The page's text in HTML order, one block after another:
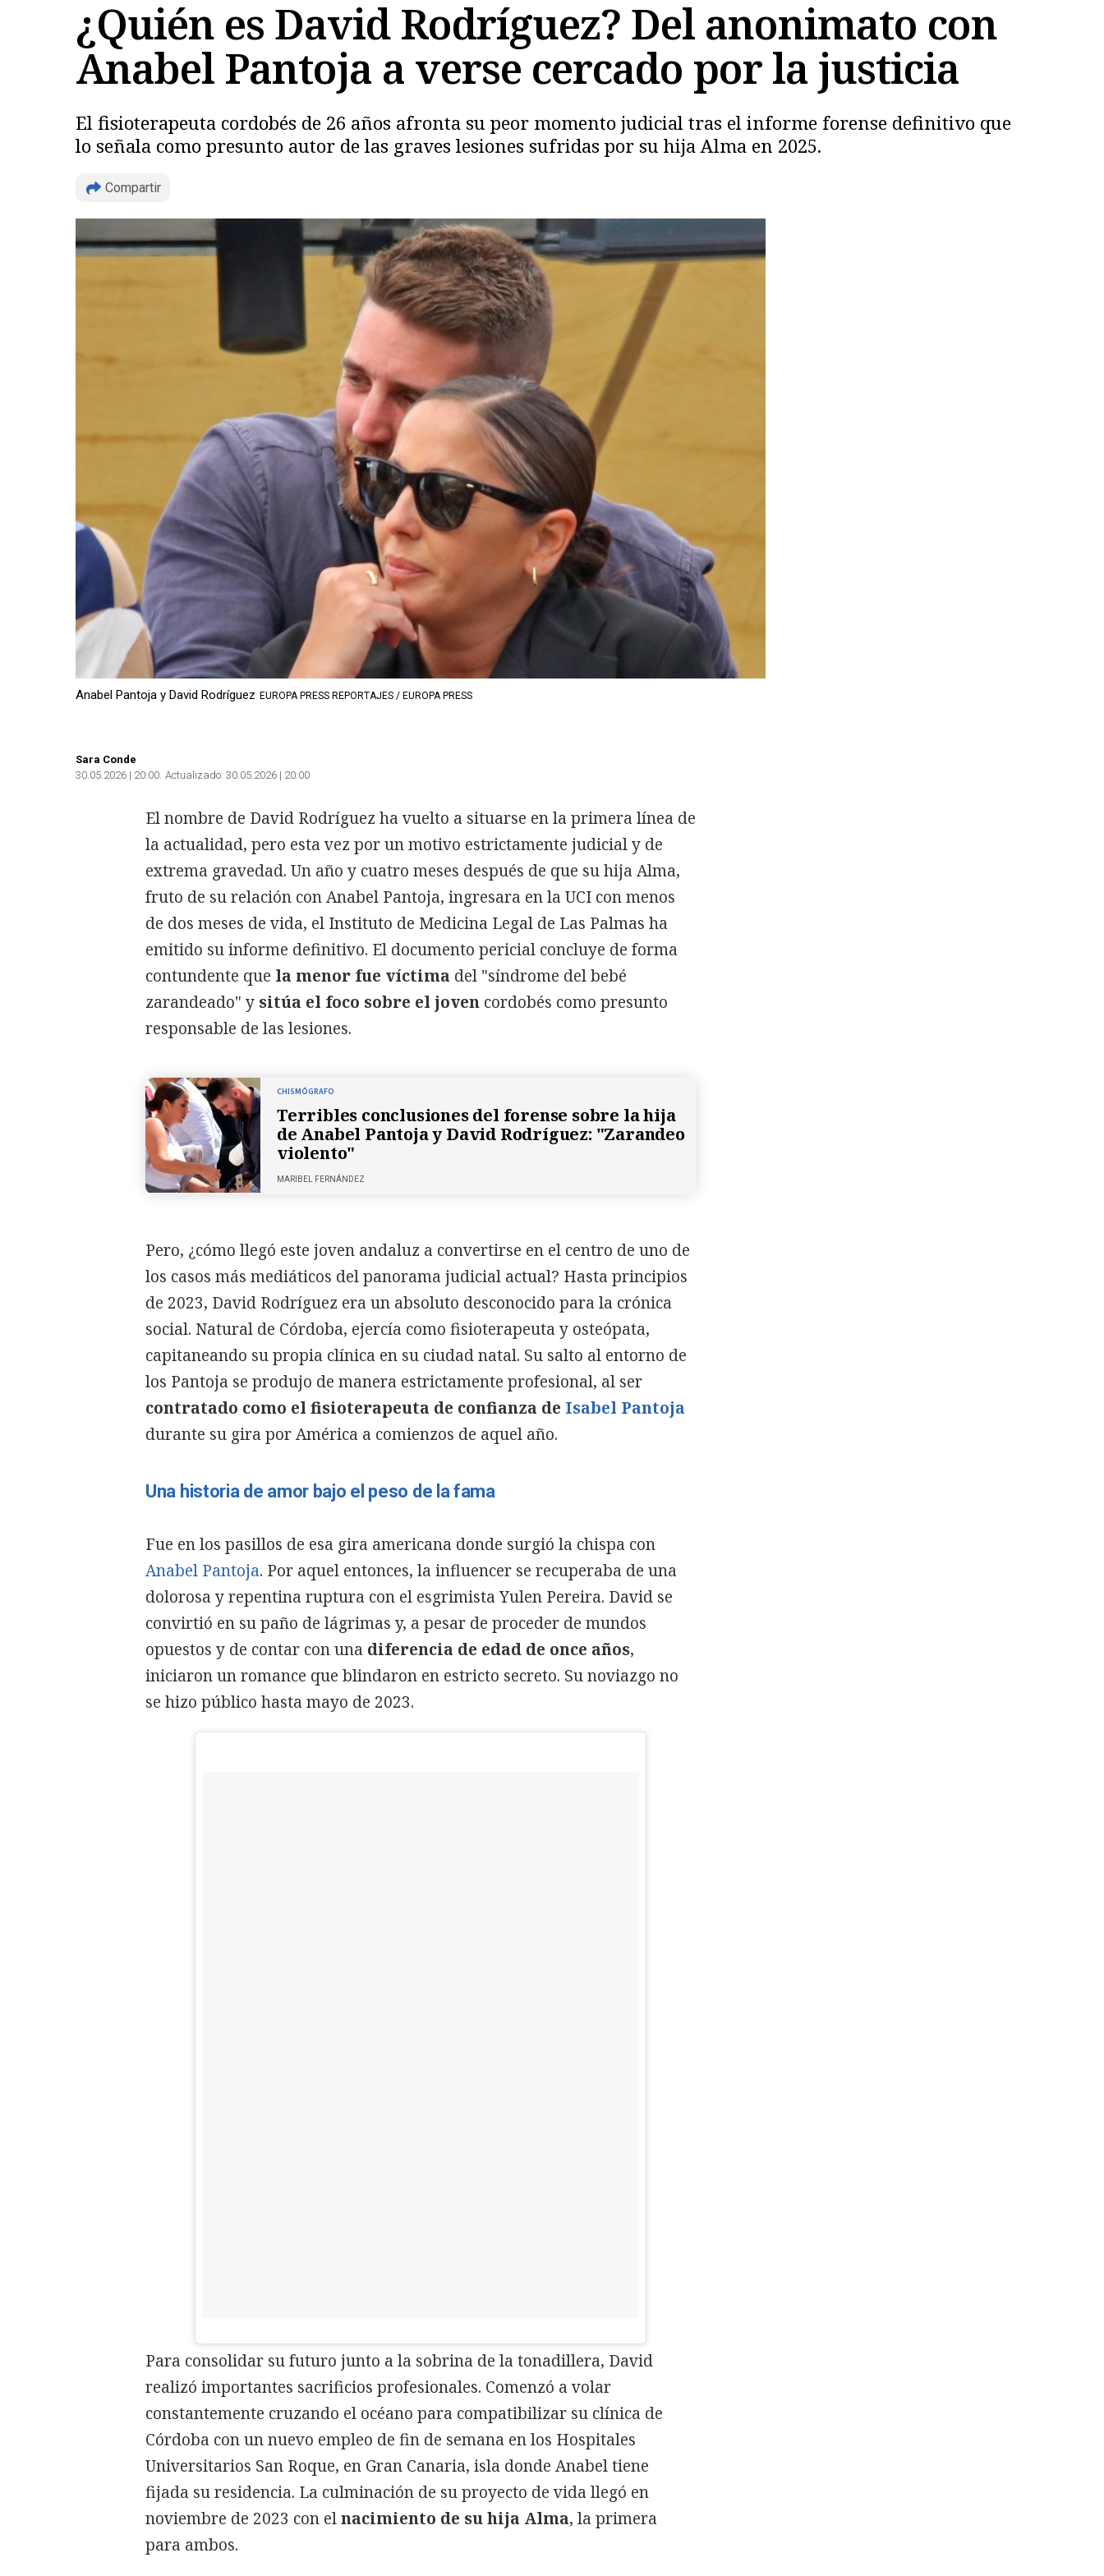
¿Quién es David Rodríguez? Del anonimato con
Anabel Pantoja a verse cercado por la justicia
El fisioterapeuta cordobés de 26 años afronta su peor momento judicial tras el informe forense definitivo que
lo señala como presunto autor de las graves lesiones sufridas por su hija Alma en 2025.
Compartir
Copiar
Anabel Pantoja y David Rodríguez EUROPA PRESS REPORTAJES / EUROPA PRESS
Sara Conde
30.05.2026 | 20:00 Actualizado: 30.05.2026 | 20:00
El nombre de David Rodríguez ha vuelto a situarse en la primera línea de
la actualidad, pero esta vez por un motivo estrictamente judicial y de
extrema gravedad. Un año y cuatro meses después de que su hija Alma,
fruto de su relación con Anabel Pantoja, ingresara en la UCI con menos
de dos meses de vida, el Instituto de Medicina Legal de Las Palmas ha
emitido su informe definitivo. El documento pericial concluye de forma
contundente que la menor fue víctima del "síndrome del bebé
zarandeado" y sitúa el foco sobre el joven cordobés como presunto
responsable de las lesiones.
CHISMÓGRAFO
Terribles conclusiones del forense sobre la hija
de Anabel Pantoja y David Rodríguez: "Zarandeo
violento"
MARIBEL FERNÁNDEZ
Pero, ¿cómo llegó este joven andaluz a convertirse en el centro de uno de
los casos más mediáticos del panorama judicial actual? Hasta principios
de 2023, David Rodríguez era un absoluto desconocido para la crónica
social. Natural de Córdoba, ejercía como fisioterapeuta y osteópata,
capitaneando su propia clínica en su ciudad natal. Su salto al entorno de
los Pantoja se produjo de manera estrictamente profesional, al ser
contratado como el fisioterapeuta de confianza de Isabel Pantoja
durante su gira por América a comienzos de aquel año.
Una historia de amor bajo el peso de la fama
Fue en los pasillos de esa gira americana donde surgió la chispa con
Anabel Pantoja. Por aquel entonces, la influencer se recuperaba de una
dolorosa y repentina ruptura con el esgrimista Yulen Pereira. David se
convirtió en su paño de lágrimas y, a pesar de proceder de mundos
opuestos y de contar con una diferencia de edad de once años,
iniciaron un romance que blindaron en estricto secreto. Su noviazgo no
se hizo público hasta mayo de 2023.
Para consolidar su futuro junto a la sobrina de la tonadillera, David
realizó importantes sacrificios profesionales. Comenzó a volar
constantemente cruzando el océano para compatibilizar su clínica de
Córdoba con un nuevo empleo de fin de semana en los Hospitales
Universitarios San Roque, en Gran Canaria, isla donde Anabel tiene
fijada su residencia. La culminación de su proyecto de vida llegó en
noviembre de 2023 con elnacimiento de su hija Alma, la primera
para ambos.